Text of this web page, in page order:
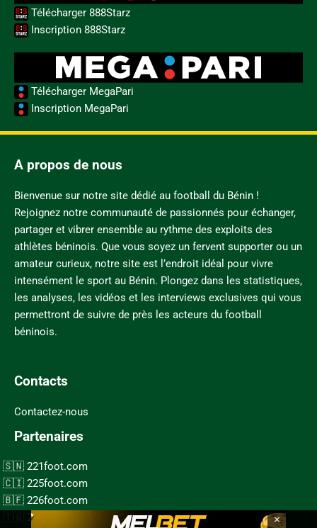
Télécharger 888Starz
Inscription 888Starz
Télécharger MegaPari
Inscription MegaPari
A propos de nous
Bienvenue sur notre site dédié au football du Bénin !
Rejoignez notre communauté de passionnés pour échanger,
partager et vibrer ensemble au rythme des exploits des
athlètes béninois. Que vous soyez un fervent supporter ou un
amateur curieux, notre site est l’endroit idéal pour vivre
intensément le sport au Bénin. Plongez dans les statistiques,
les analyses, les vidéos et les interviews exclusives qui vous
permettront de suivre de près les acteurs du football
béninois.
Contacts
Contactez-nous
Partenaires
221foot.com
225foot.com
226foot.com
228foot.com
×